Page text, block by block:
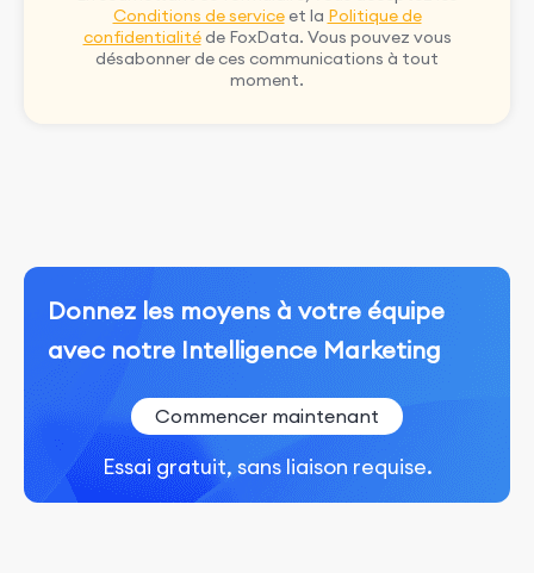
Conditions de serviceet la Politique de
confidentialitéde FoxData. Vous pouvez vous
désabonner de ces communications à tout
moment.
Donnez les moyens à votre équipe
avec notre Intelligence Marketing
Commencer maintenant
Essai gratuit, sans liaison requise.